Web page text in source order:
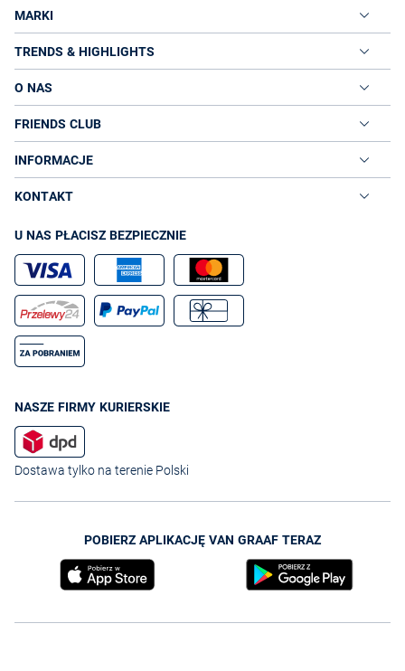
MARKI
TRENDS & HIGHLIGHTS
O NAS
FRIENDS CLUB
INFORMACJE
KONTAKT
U NAS PŁACISZ BEZPIECZNIE
NASZE FIRMY KURIERSKIE
Dostawa tylko na terenie Polski
POBIERZ APLIKACJĘ VAN GRAAF TERAZ